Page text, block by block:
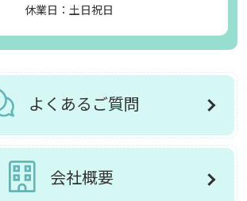
休業日：土日祝日
よくあるご質問
会社概要